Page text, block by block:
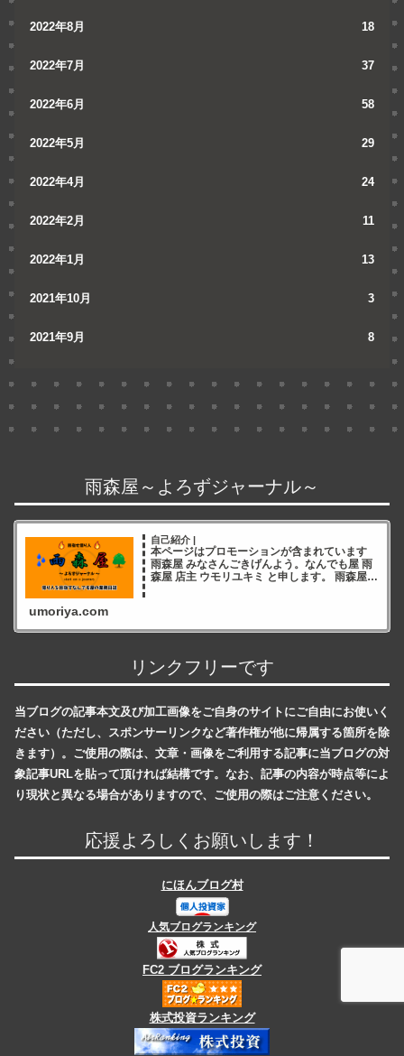
2022年8月 18
2022年7月 37
2022年6月 58
2022年5月 29
2022年4月 24
2022年2月 11
2022年1月 13
2021年10月 3
2021年9月 8
雨森屋～よろずジャーナル～
自己紹介 |
本ページはプロモーションが含まれています
雨森屋 みなさんごきげんよう。なんでも屋 雨
森屋 店主 ウモリユキミ と申します。 雨森屋店
umoriya.com
リンクフリーです
当ブログの記事本文及び加工画像をご自身のサイトにご自由にお使いく
ださい（ただし、スポンサーリンクなど著作権が他に帰属する箇所を除
きます）。ご使用の際は、文章・画像をご利用する記事に当ブログの対
象記事URLを貼って頂ければ結構です。なお、記事の内容が時点等によ
り現状と異なる場合がありますので、ご使用の際はご注意ください。
応援よろしくお願いします！
にほんブログ村
人気ブログランキング
FC2 ブログランキング
株式投資ランキング